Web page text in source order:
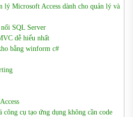
lý Microsoft Access dành cho quản lý và
SQL Server
dễ hiểu nhất
bằng winform c#
công cụ tạo ứng dụng không cần code